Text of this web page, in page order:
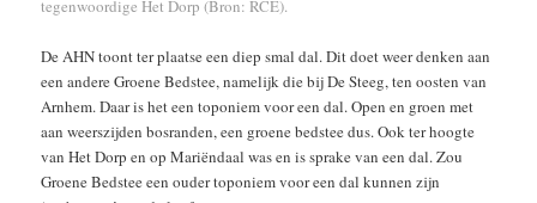
tegenwoordige Het Dorp (Bron: RCE).
De AHN toont ter plaatse een diep smal dal. Dit doet weer denken aan
een andere Groene Bedstee, namelijk die bij De Steeg, ten oosten van
Arnhem. Daar is het een toponiem voor een dal. Open en groen met
aan weerszijden bosranden, een groene bedstee dus. Ook ter hoogte
van Het Dorp en op Mariëndaal was en is sprake van een dal. Zou
Groene Bedstee een ouder toponiem voor een dal kunnen zijn